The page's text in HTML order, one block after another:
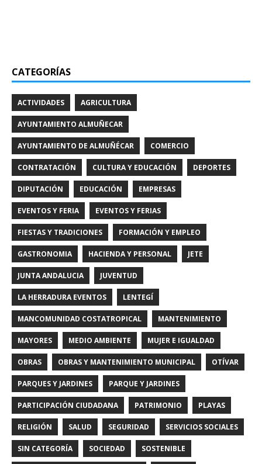
CATEGORÍAS
ACTIVIDADES AGRICULTURA
AYUNTAMIENTO ALMUÑECAR
AYUNTAMIENTO DE ALMUÑÉCAR COMERCIO
CONTRATACIÓN CULTURA Y EDUCACIÓN DEPORTES
DIPUTACIÓN EDUCACIÓN EMPRESAS
EVENTOS Y FERIA EVENTOS Y FERIAS
FIESTAS Y TRADICIONES FORMACIÓN Y EMPLEO
GASTRONOMIA HACIENDA Y PERSONAL JETE
JUNTA ANDALUCIA JUVENTUD
LA HERRADURA EVENTOS LENTEGÍ
MANCOMUNIDAD COSTATROPICAL MANTENIMIENTO
MAYORES MEDIO AMBIENTE MUJER E IGUALDAD
OBRAS OBRAS Y MANTENIMIENTO MUNICIPAL OTÍVAR
PARQUES Y JARDINES PARQUE Y JARDINES
PARTICIPACIÓN CIUDADANA PATRIMONIO PLAYAS
RELIGIÓN SALUD SEGURIDAD SERVICIOS SOCIALES
SIN CATEGORÍA SOCIEDAD SOSTENIBLE